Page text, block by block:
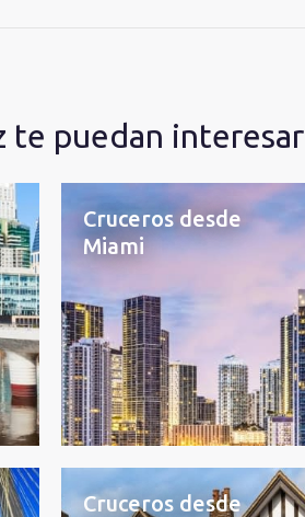
te puedan interesar
Cruceros desde
Miami
Cruceros desde